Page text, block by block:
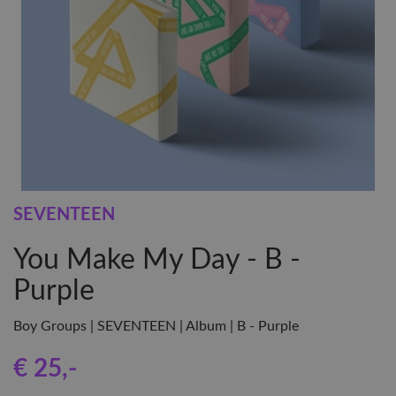
SEVENTEEN
You Make My Day - B -
Purple
Boy Groups | SEVENTEEN | Album | B - Purple
€ 25,-